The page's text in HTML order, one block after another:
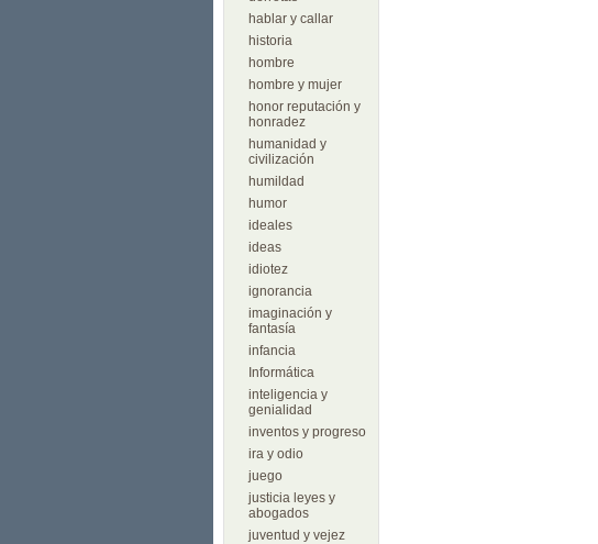
hablar y callar
historia
hombre
hombre y mujer
honor reputación y
honradez
humanidad y
civilización
humildad
humor
ideales
ideas
idiotez
ignorancia
imaginación y
fantasía
infancia
Informática
inteligencia y
genialidad
inventos y progreso
ira y odio
juego
justicia leyes y
abogados
juventud y vejez